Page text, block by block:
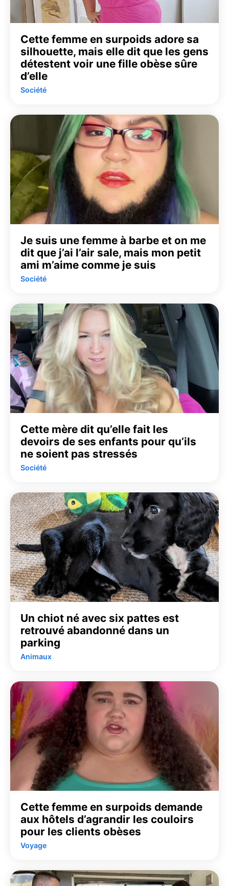
Cette femme en surpoids adore sa
silhouette, mais elle dit que les gens
détestent voir une fille obèse sûre
d’elle
Société
Je suis une femme à barbe et on me
dit que j’ai l’air sale, mais mon petit
ami m’aime comme je suis
Société
Cette mère dit qu’elle fait les
devoirs de ses enfants pour qu’ils
ne soient pas stressés
Société
Un chiot né avec six pattes est
retrouvé abandonné dans un
parking
Animaux
Cette femme en surpoids demande
aux hôtels d’agrandir les couloirs
pour les clients obèses
Voyage